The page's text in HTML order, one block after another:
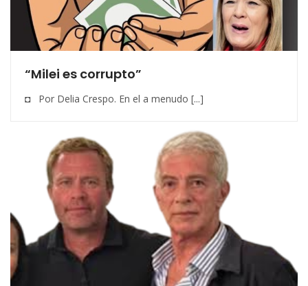
“Milei es corrupto”
◘ Por Delia Crespo. En el a menudo [...]